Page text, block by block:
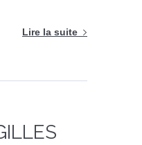
Lire la suite